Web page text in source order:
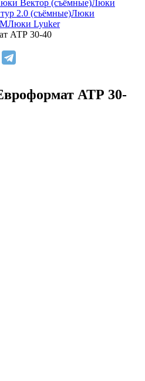
Вектор (съёмные)Люки
2.0 (съёмные)Люки
МЛюки Lyuker
АТР 30-40
АТР 30-